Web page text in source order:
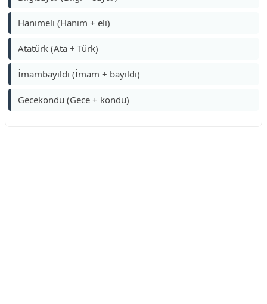
Hanımeli (Hanım + eli)
Atatürk (Ata + Türk)
İmambayıldı (İmam + bayıldı)
Gecekondu (Gece + kondu)